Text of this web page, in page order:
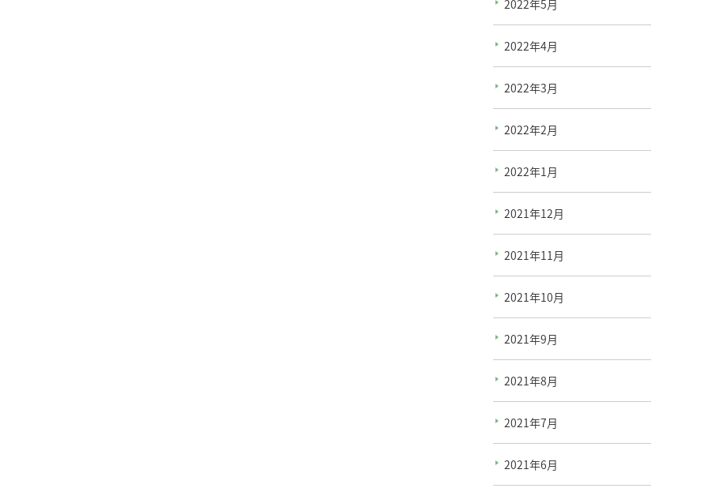
2022年5月
2022年4月
2022年3月
2022年2月
2022年1月
2021年12月
2021年11月
2021年10月
2021年9月
2021年8月
2021年7月
2021年6月